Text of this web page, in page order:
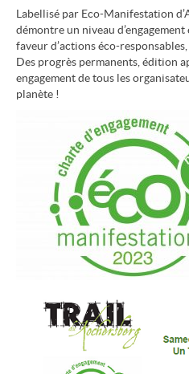
Labellisé par Eco-Manifestation
démontre un niveau
faveur d’actions éco-responsables,
Des progrès permanents, édition
engagement de tous les
planète !